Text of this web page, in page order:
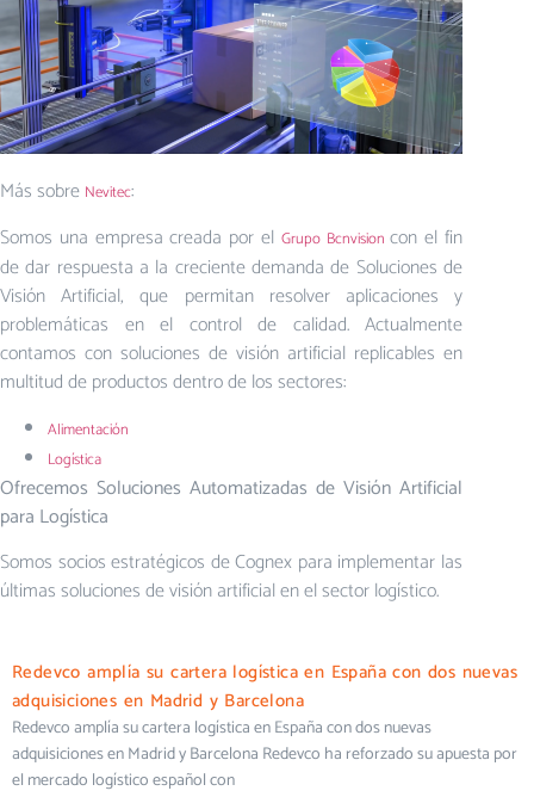
Más sobre Nevitec:
Somos una empresa creada por el Grupo Bcnvisioncon el fin
de dar respuesta a la creciente demanda de Soluciones de
Visión Artificial, que permitan resolver aplicaciones y
problemáticas en el control de calidad. Actualmente
contamos con soluciones de visión artificial replicables en
multitud de productos dentro de los sectores:
Alimentación
Logística
Ofrecemos Soluciones Automatizadas de Visión Artificial
para Logística
Somos socios estratégicos de Cognex para implementar las
últimas soluciones de visión artificial en el sector logístico.
Redevco amplía su cartera logística en España con dos nuevas
adquisiciones en Madrid y Barcelona
Redevco amplía su cartera logística en España con dos nuevas
adquisiciones en Madrid y Barcelona Redevco ha reforzado su apuesta por
el mercado logístico español con